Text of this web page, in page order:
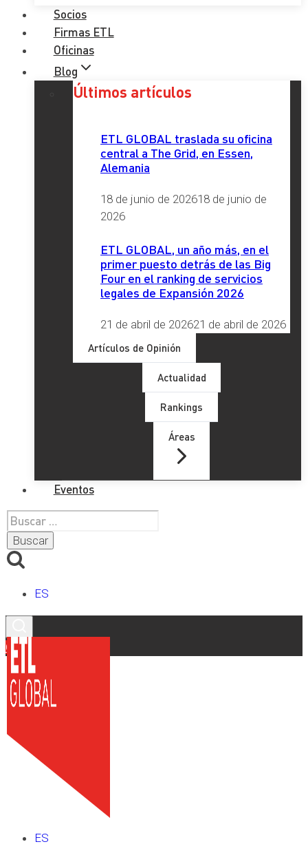
Socios
Firmas ETL
Oficinas
Blog
Últimos artículos
ETL GLOBAL traslada su oficina
central a The Grid, en Essen,
Alemania
18 de junio de 202618 de junio de
2026
ETL GLOBAL, un año más, en el
primer puesto detrás de las Big
Four en el ranking de servicios
legales de Expansión 2026
21 de abril de 202621 de abril de 2026
Artículos de Opinión
Actualidad
Rankings
Áreas
Eventos
Buscar:
ES
Contacto
ES